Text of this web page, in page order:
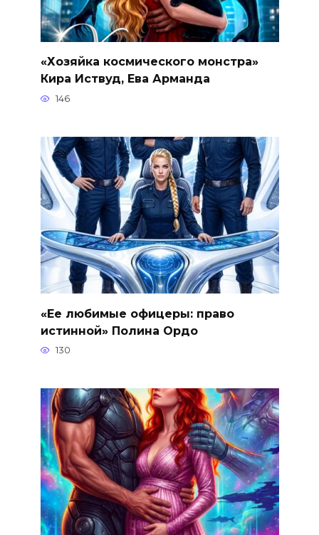
«Хозяйка космического монстра»
Кира Иствуд, Ева Арманда
146
«Ее любимые офицеры: право
истинной» Полина Ордо
130